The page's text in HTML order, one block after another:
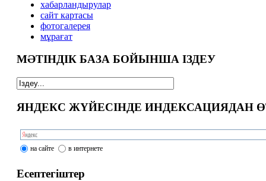
xабарландырулар
сайт картасы
фотогалерея
мұрағат
МӘТІНДІК БАЗА БОЙЫНША ІЗДЕУ
ЯНДЕКС ЖҮЙЕСІНДЕ ИНДЕКСАЦИЯДАН
на сайте в интернете
Есептегіштер